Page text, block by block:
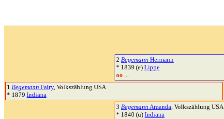
2 Begemann Hermann
* 1839 (e) Lippe
oo ...
1 Begemann Fairy, Volkszählung USA
* 1879 Indiana
3 Begemann Amanda, Volkszählung USA
* 1840 (u) Indiana